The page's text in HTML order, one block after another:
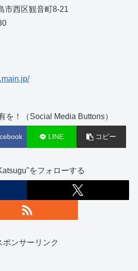
市西区観音町8-21
を！（Social Media Buttons）
LINE コピー
をフォローする
ポンサーリンク